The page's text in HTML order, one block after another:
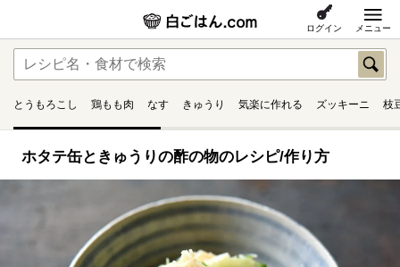
ログイン メニュー
とうもろこし 鶏もも肉 なす きゅうり 気楽に作れる ズッキーニ 枝
ホタテ缶ときゅうりの酢の物のレシピ/作り方